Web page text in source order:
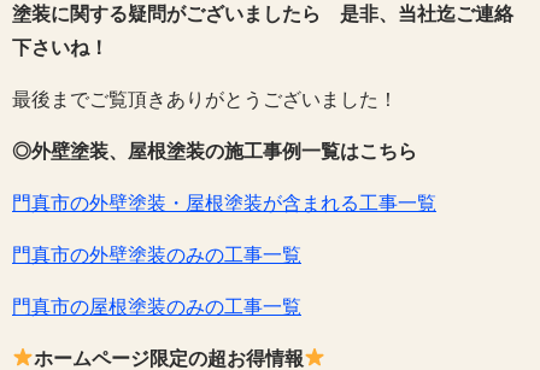
塗装に関する疑問がございましたら 是非、当社迄ご連絡
下さいね！
最後までご覧頂きありがとうございました！
◎外壁塗装、屋根塗装の施工事例一覧はこちら
門真市の外壁塗装・屋根塗装が含まれる工事一覧
門真市の外壁塗装のみの工事一覧
門真市の屋根塗装のみの工事一覧
ホームページ限定の超お得情報